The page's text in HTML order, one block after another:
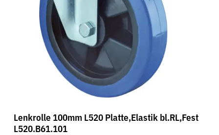
Lenkrolle 100mm L520 Platte,Elastik bl.RL,Fest
L520.B61.101